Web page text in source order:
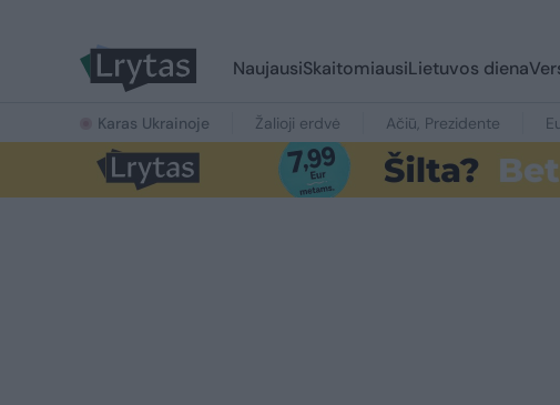
NaujausiSkaitomiausiLietuvos diena
Karas Ukrainoje Žalioji erdvė Ačiū, Prezidente